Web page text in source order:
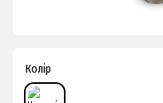
Колір